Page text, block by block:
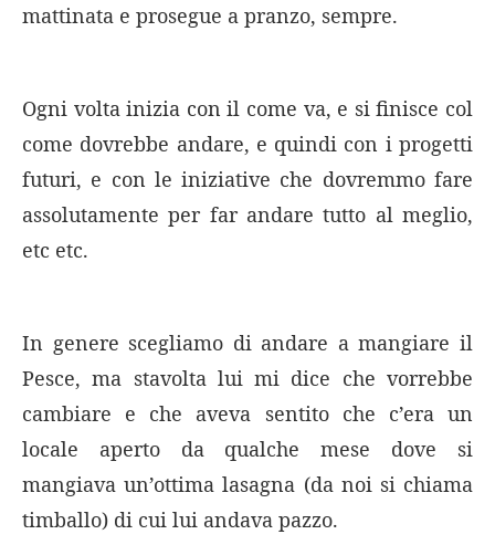
mattinata e prosegue a pranzo, sempre.
Ogni volta inizia con il come va, e si finisce col
come dovrebbe andare, e quindi con i progetti
futuri, e con le iniziative che dovremmo fare
assolutamente per far andare tutto al meglio,
etc etc.
In genere scegliamo di andare a mangiare il
Pesce, ma stavolta lui mi dice che vorrebbe
cambiare e che aveva sentito che c’era un
locale aperto da qualche mese dove si
mangiava un’ottima lasagna (da noi si chiama
timballo) di cui lui andava pazzo.